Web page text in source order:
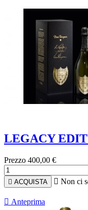
LEGACY
Prezzo 400,00 €
 ACQUISTA  Non ci
 Anteprima